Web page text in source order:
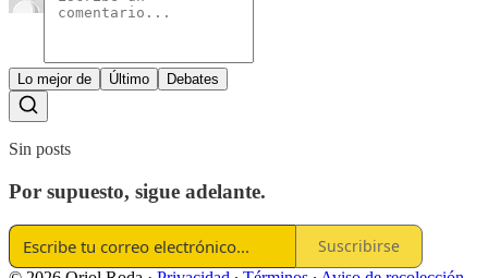
Lo mejor de Último Debates
Sin posts
Por supuesto, sigue adelante.
Suscribirse